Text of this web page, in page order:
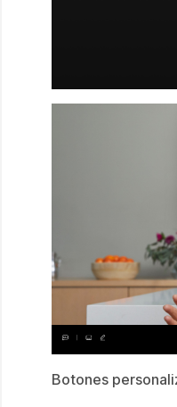
Botones